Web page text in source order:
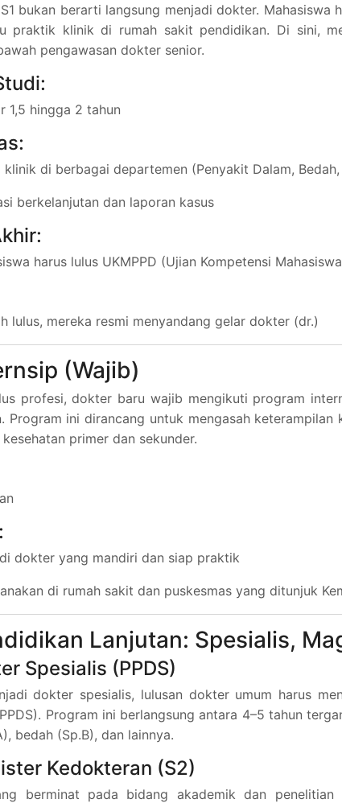
bukan berarti langsung menjadi dokter. Mahasiswa
praktik klinik di rumah sakit pendidikan. Di sini,
pengawasan dokter senior.
1,5 hingga 2 tahun
klinik di berbagai departemen (Penyakit Dalam,
berkelanjutan dan laporan kasus
harus lulus UKMPPD (Ujian Kompetensi
lulus, mereka resmi menyandang gelar dokter (dr.)
(Wajib)
profesi, dokter baru wajib mengikuti program
Program ini dirancang untuk mengasah
primer dan sekunder.
dokter yang mandiri dan siap praktik
di rumah sakit dan puskesmas yang ditunjuk
Lanjutan: Spesialis,
Spesialis (PPDS)
dokter spesialis, lulusan dokter umum harus
Program ini berlangsung antara 4–5 tahun
bedah (Sp.B), dan lainnya.
Kedokteran (S2)
berminat pada bidang akademik dan penelitian